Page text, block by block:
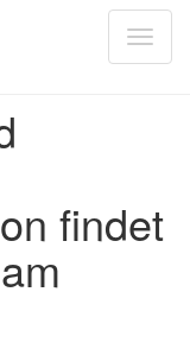
findet